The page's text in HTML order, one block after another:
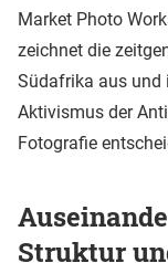
Market Photo
zeichnet die
Südafrika aus und
Aktivismus der
Fotografie
Struktur